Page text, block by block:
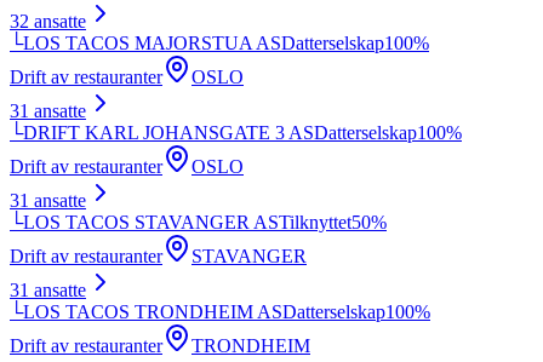
32 ansatte
└LOS TACOS MAJORSTUA ASDatterselskap100%
Drift av restauranter
OSLO
31 ansatte
└DRIFT KARL JOHANSGATE 3 ASDatterselskap100%
Drift av restauranter
OSLO
31 ansatte
└LOS TACOS STAVANGER ASTilknyttet50%
Drift av restauranter
STAVANGER
31 ansatte
└LOS TACOS TRONDHEIM ASDatterselskap100%
Drift av restauranter
TRONDHEIM